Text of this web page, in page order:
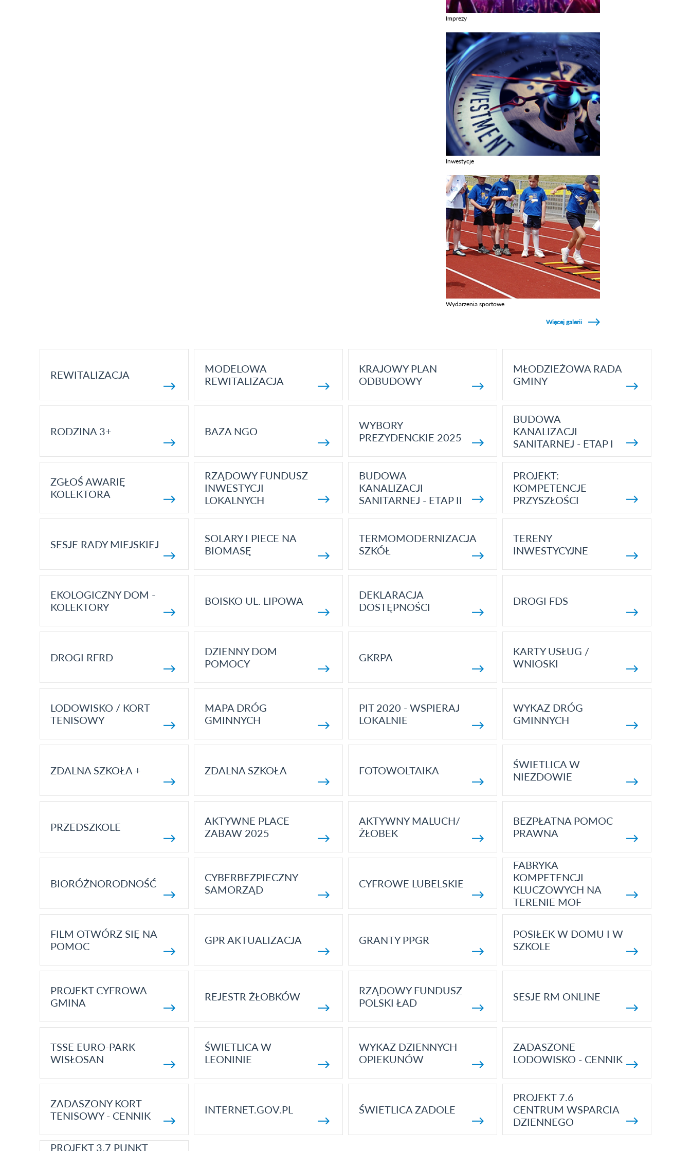
Imprezy
Inwestycje
Wydarzenia sportowe
Więcej galerii
REWITALIZACJA
MODELOWA
REWITALIZACJA
KRAJOWY PLAN
ODBUDOWY
MŁODZIEŻOWA RADA
GMINY
RODZINA 3+ BAZA NGO
WYBORY
PREZYDENCKIE 2025
BUDOWA
KANALIZACJI
SANITARNEJ - ETAP I
ZGŁOŚ AWARIĘ
KOLEKTORA
RZĄDOWY FUNDUSZ
INWESTYCJI
LOKALNYCH
BUDOWA
KANALIZACJI
SANITARNEJ - ETAP II
PROJEKT:
KOMPETENCJE
PRZYSZŁOŚCI
SESJE RADY MIEJSKIEJ
SOLARY I PIECE NA
BIOMASĘ
TERMOMODERNIZACJA
SZKÓŁ
TERENY
INWESTYCYJNE
EKOLOGICZNY DOM -
KOLEKTORY
BOISKO UL. LIPOWA
DEKLARACJA
DOSTĘPNOŚCI
DROGI FDS
DROGI RFRD
DZIENNY DOM
POMOCY
GKRPA
KARTY USŁUG /
WNIOSKI
LODOWISKO / KORT
TENISOWY
MAPA DRÓG
GMINNYCH
PIT 2020 - WSPIERAJ
LOKALNIE
WYKAZ DRÓG
GMINNYCH
ZDALNA SZKOŁA + ZDALNA SZKOŁA FOTOWOLTAIKA
ŚWIETLICA W
NIEZDOWIE
PRZEDSZKOLE
AKTYWNE PLACE
ZABAW 2025
AKTYWNY MALUCH/
ŻŁOBEK
BEZPŁATNA POMOC
PRAWNA
BIORÓŻNORODNOŚĆ
CYBERBEZPIECZNY
SAMORZĄD
CYFROWE LUBELSKIE
FABRYKA
KOMPETENCJI
KLUCZOWYCH NA
TERENIE MOF
FILM OTWÓRZ SIĘ NA
POMOC
GPR AKTUALIZACJA GRANTY PPGR
POSIŁEK W DOMU I W
SZKOLE
PROJEKT CYFROWA
GMINA
REJESTR ŻŁOBKÓW
RZĄDOWY FUNDUSZ
POLSKI ŁAD
SESJE RM ONLINE
TSSE EURO-PARK
WISŁOSAN
ŚWIETLICA W
LEONINIE
WYKAZ DZIENNYCH
OPIEKUNÓW
ZADASZONE
LODOWISKO - CENNIK
ZADASZONY KORT
TENISOWY - CENNIK
INTERNET.GOV.PL ŚWIETLICA ZADOLE
PROJEKT 7.6
CENTRUM WSPARCIA
DZIENNEGO
PROJEKT 3.7 PUNKT